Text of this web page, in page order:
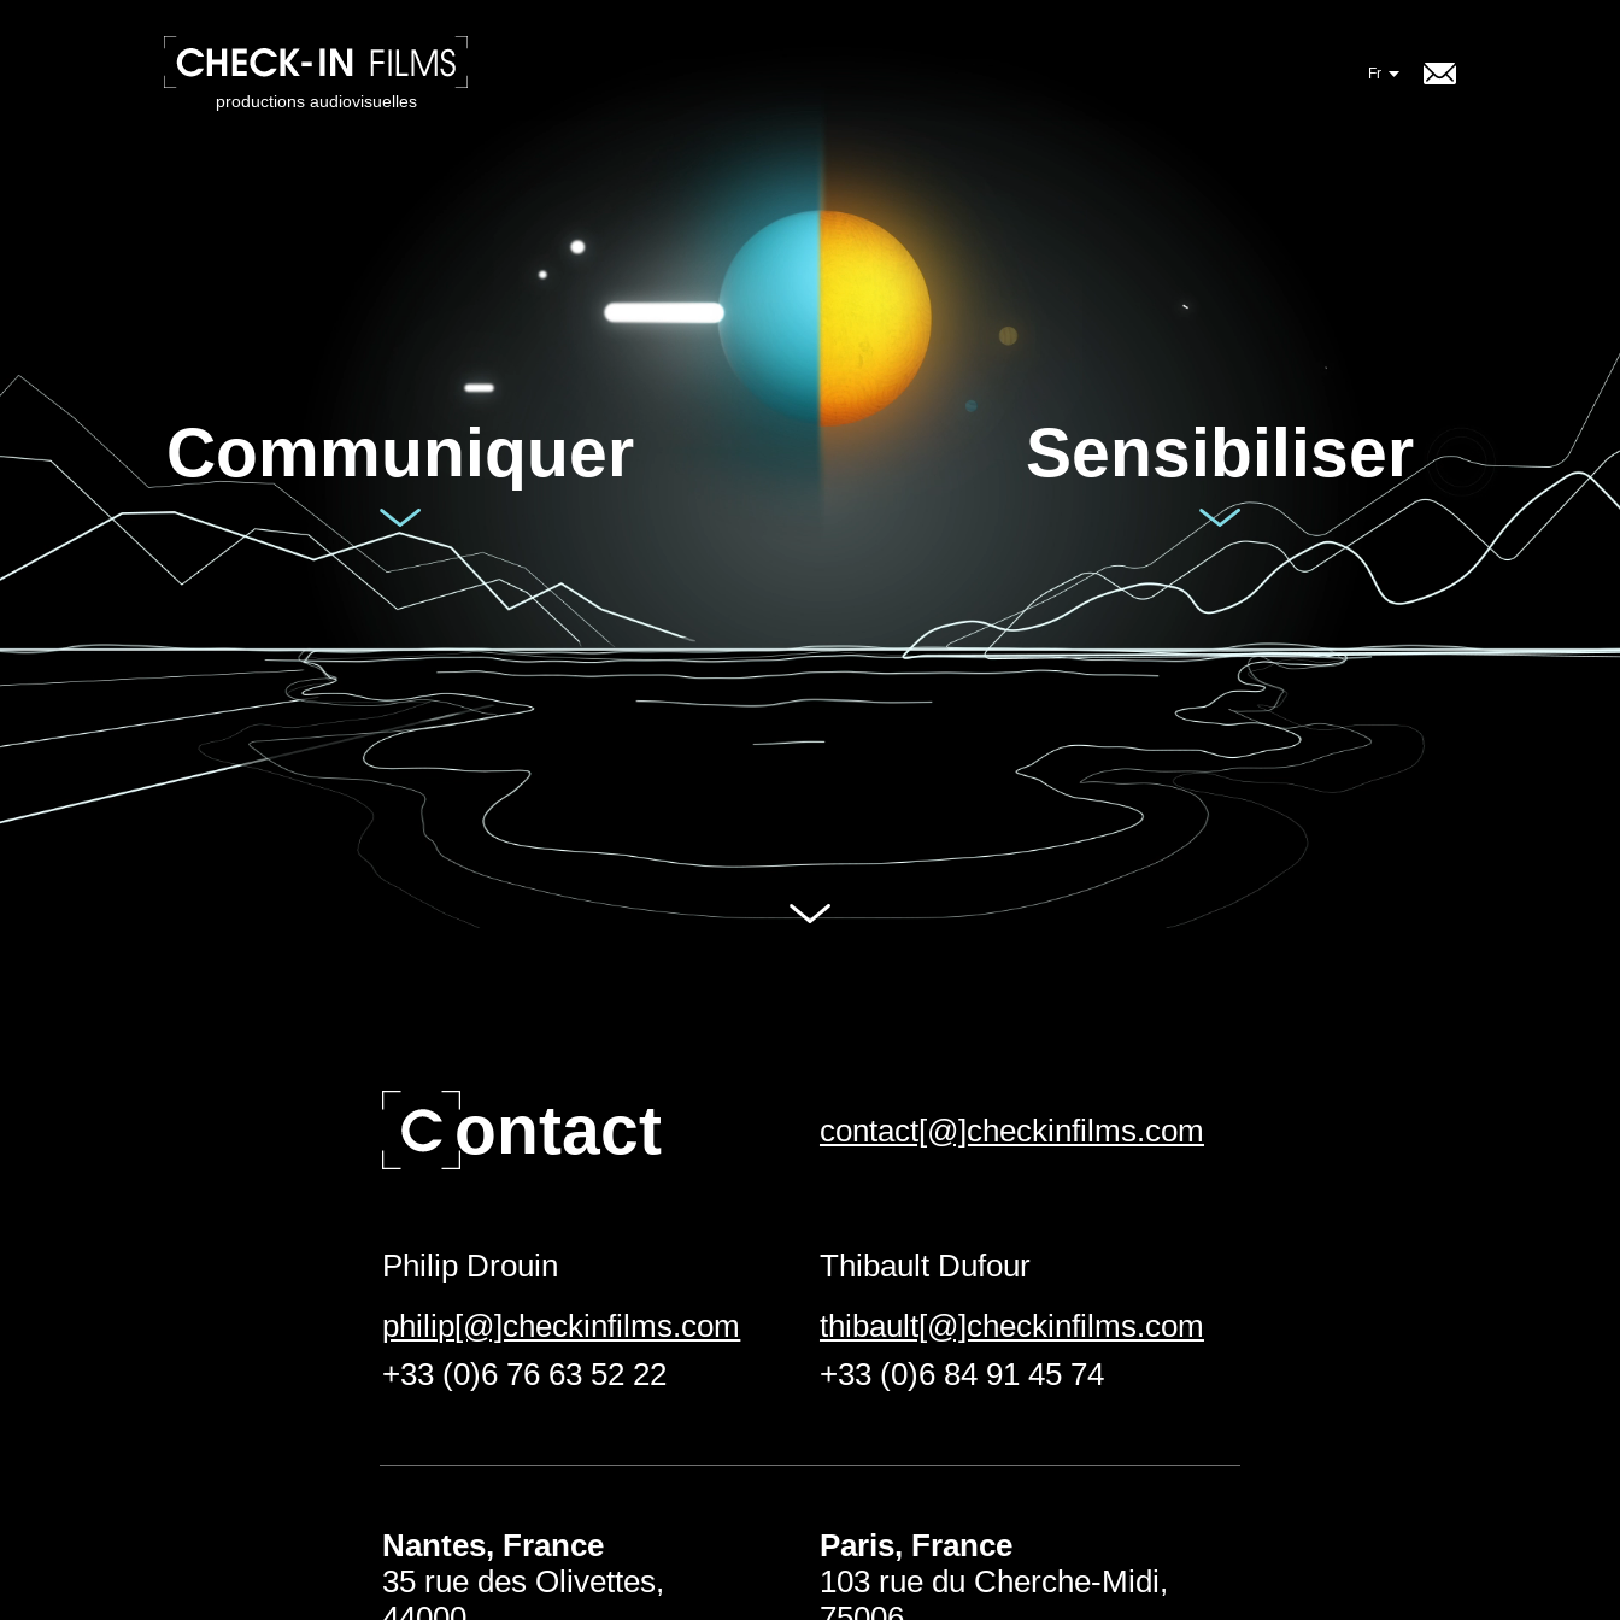
productions audiovisuelles
Communiquer Sensibiliser
ontact contact[@]checkinfilms.com
Philip Drouin
philip[@]checkinfilms.com
+33 (0)6 76 63 52 22
Thibault Dufour
thibault[@]checkinfilms.com
+33 (0)6 84 91 45 74
Nantes, France
35 rue des Olivettes,
Paris, France
103 rue du Cherche-Midi,